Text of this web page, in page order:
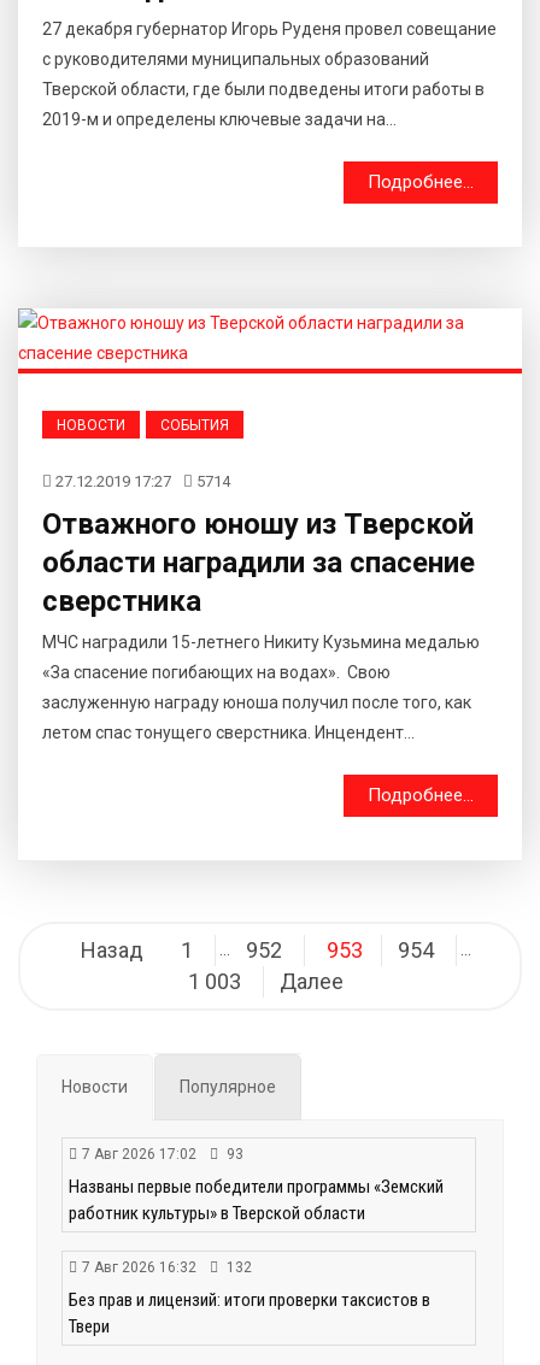
27 декабря губернатор Игорь Руденя провел совещание
с руководителями муниципальных образований
Тверской области, где были подведены итоги работы в
2019-м и определены ключевые задачи на...
Подробнее...
НОВОСТИ СОБЫТИЯ
27.12.2019 17:27 5714
Отважного юношу из Тверской
области наградили за спасение
сверстника
МЧС наградили 15-летнего Никиту Кузьмина медалью
«За спасение погибающих на водах». Свою
заслуженную награду юноша получил после того, как
летом спас тонущего сверстника. Инцендент...
Подробнее...
Навигация
Назад 1 952 953 954
1 003 Далее
Новости Популярное
7 Авг 2026 17:02 93
Названы первые победители программы «Земский
работник культуры» в Тверской области
7 Авг 2026 16:32 132
Без прав и лицензий: итоги проверки таксистов в
Твери